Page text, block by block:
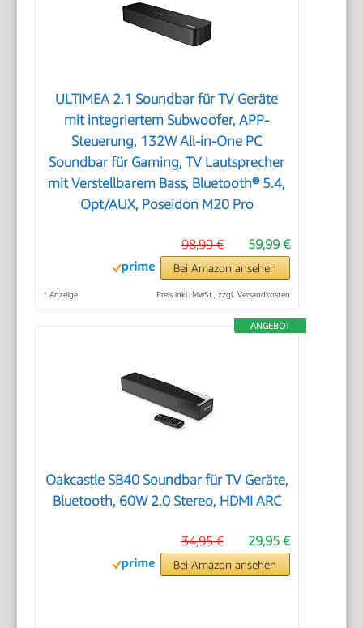
ULTIMEA 2.1 Soundbar für TV Geräte
mit integriertem Subwoofer, APP-
Steuerung, 132W All-in-One PC
Soundbar für Gaming, TV Lautsprecher
mit Verstellbarem Bass, Bluetooth® 5.4,
Opt/AUX, Poseidon M20 Pro
59,99 €
98,99 €
Bei Amazon ansehen
* Anzeige Preis inkl. MwSt., zzgl. Versandkosten
ANGEBOT
Oakcastle SB40 Soundbar für TV Geräte,
Bluetooth, 60W 2.0 Stereo, HDMI ARC
29,95 €
34,95 €
Bei Amazon ansehen